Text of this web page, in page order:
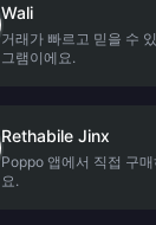
Wali
거래가 빠르고 믿을 수
그램이에요.
Rethabile Jinx
Poppo 앱에서 직접 구
요.